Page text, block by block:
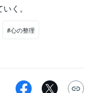
く。
#心の整理